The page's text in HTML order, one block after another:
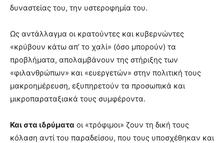
δυναστείας του, την υστεροφημία του.
Ως αντάλλαγμα οι κρατούντες και κυβερνώντες
«κρύβουν κάτω απ’ το χαλί» (όσο μπορούν) τα
προβλήματα, απολαμβάνουν της στήριξης των
«φιλανθρώπων» και «ευεργετών» στην πολιτική τους
μακροημέρευση, εξυπηρετούν τα προσωπικά και
μικροπαραταξιακά τους συμφέροντα.
Και στα ιδρύματα οι «τρόφιμοι» ζουν τη δική τους
κόλαση αντί του παραδείσου, που τους υποσχέθηκαν και